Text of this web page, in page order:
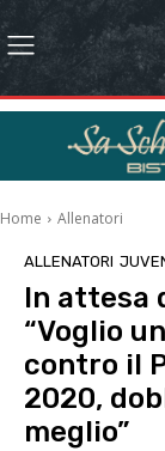
Home Allenatori
ALLENATORI
In attesa
“Voglio
contro il
2020,
meglio”